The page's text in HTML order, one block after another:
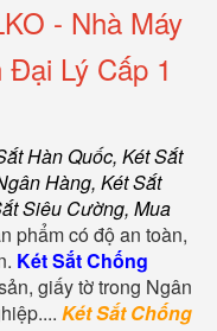
- Nhà Máy
Lý Cấp 1
Hàn Quốc, Két Sắt
Hàng, Két Sắt
Siêu Cường, Mua
phẩm có độ an toàn,
Két Sắt Chống
giấy tờ trong Ngân
Két Sắt Chống